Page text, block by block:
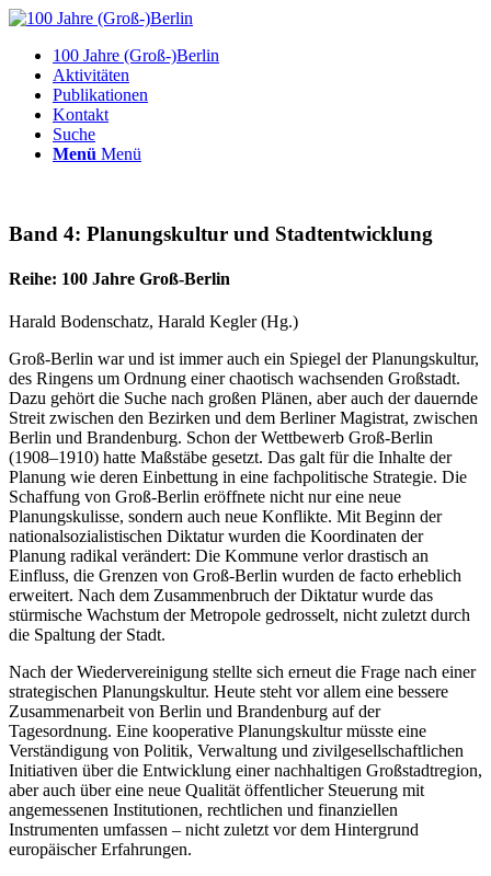
100 Jahre (Groß-)Berlin
Aktivitäten
Publikationen
Kontakt
Suche
Menü Menü
Band 4: Planungskultur und Stadtentwicklung
Reihe: 100 Jahre Groß-Berlin
Harald Bodenschatz, Harald Kegler (Hg.)
Groß-Berlin war und ist immer auch ein Spiegel der Planungskultur,
des Ringens um Ordnung einer chaotisch wachsenden Großstadt.
Dazu gehört die Suche nach großen Plänen, aber auch der dauernde
Streit zwischen den Bezirken und dem Berliner Magistrat, zwischen
Berlin und Brandenburg. Schon der Wettbewerb Groß-Berlin
(1908–1910) hatte Maßstäbe gesetzt. Das galt für die Inhalte der
Planung wie deren Einbettung in eine fachpolitische Strategie. Die
Schaffung von Groß-Berlin eröffnete nicht nur eine neue
Planungskulisse, sondern auch neue Konflikte. Mit Beginn der
nationalsozialistischen Diktatur wurden die Koordinaten der
Planung radikal verändert: Die Kommune verlor drastisch an
Einfluss, die Grenzen von Groß-Berlin wurden de facto erheblich
erweitert. Nach dem Zusammenbruch der Diktatur wurde das
stürmische Wachstum der Metropole gedrosselt, nicht zuletzt durch
die Spaltung der Stadt.
Nach der Wiedervereinigung stellte sich erneut die Frage nach einer
strategischen Planungskultur. Heute steht vor allem eine bessere
Zusammenarbeit von Berlin und Brandenburg auf der
Tagesordnung. Eine kooperative Planungskultur müsste eine
Verständigung von Politik, Verwaltung und zivilgesellschaftlichen
Initiativen über die Entwicklung einer nachhaltigen Großstadtregion,
aber auch über eine neue Qualität öffentlicher Steuerung mit
angemessenen Institutionen, rechtlichen und finanziellen
Instrumenten umfassen – nicht zuletzt vor dem Hintergrund
europäischer Erfahrungen.